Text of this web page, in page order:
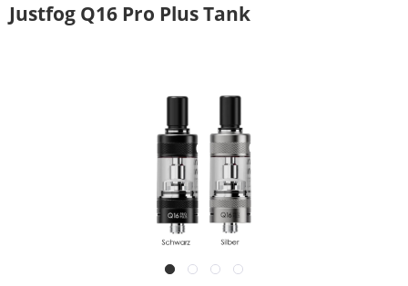
Justfog Q16 Pro Plus Tank